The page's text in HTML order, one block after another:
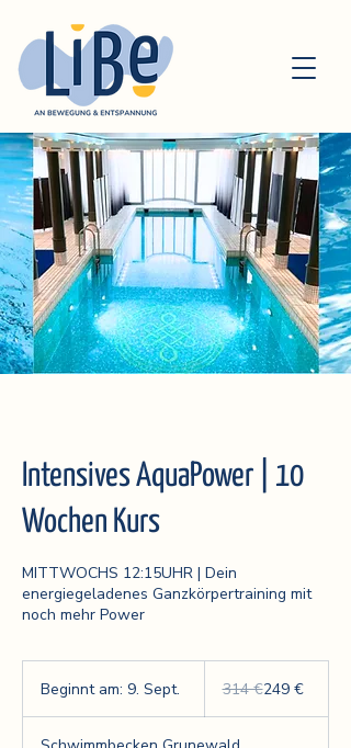
Intensives AquaPower | 10
Wochen Kurs
MITTWOCHS 12:15UHR | Dein
energiegeladenes Ganzkörpertraining mit
noch mehr Power
Beginnt am: 9. Sept. 314 €249 €